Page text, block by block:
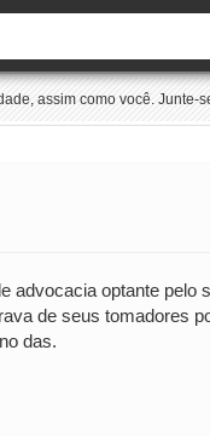
assim como você. Junte-
advocacia optante pelo
de seus tomadores
das.